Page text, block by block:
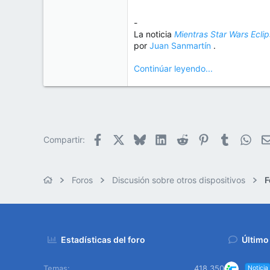
-
La noticia Mientras Star Wars
por Juan Sanmartín .
Continúar leyendo...
Compartir: Facebook BlueskyLinkedIn
Reddit PinterestTumblr
Foros Discusión sobre otros dispositivos
Estadísticas del foro
Noticia